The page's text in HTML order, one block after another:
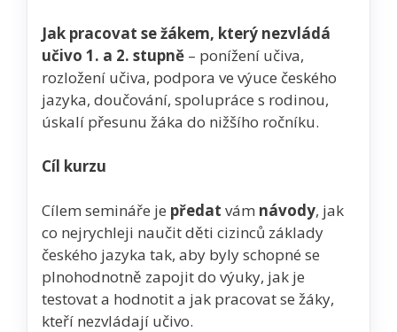
Jak pracovat se žákem, který nezvládá
učivo 1. a 2. stupně – ponížení učiva,
rozložení učiva, podpora ve výuce českého
jazyka, doučování, spolupráce s rodinou,
úskalí přesunu žáka do nižšího ročníku.
Cíl kurzu
Cílem semináře je předat vám návody, jak
co nejrychleji naučit děti cizinců základy
českého jazyka tak, aby byly schopné se
plnohodnotně zapojit do výuky, jak je
testovat a hodnotit a jak pracovat se žáky,
kteří nezvládají učivo.